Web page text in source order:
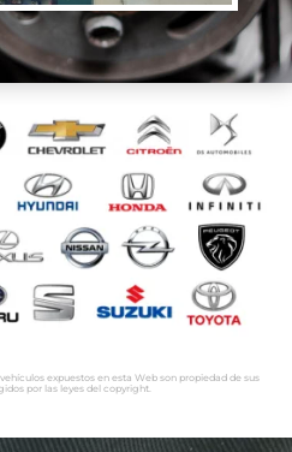
expuestos en esta Web son propiedad de sus
por las leyes del copyright.